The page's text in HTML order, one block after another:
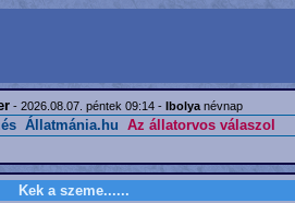
- 2026.08.07. péntek 09:14 - Ibolya névnap
Állatmánia.hu Az állatorvos válaszol
Kek a szeme......